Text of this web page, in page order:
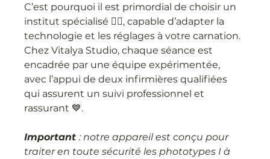
C’est pourquoi il est primordial de choisir un
institut spécialisé 👩‍⚕️, capable d’adapter la
technologie et les réglages à votre carnation.
Chez Vitalya Studio, chaque séance est
encadrée par une équipe expérimentée,
avec l’appui de deux infirmières qualifiées
qui assurent un suivi professionnel et
rassurant 💙.
Important : notre appareil est conçu pour
traiter en toute sécurité les phototypes I à